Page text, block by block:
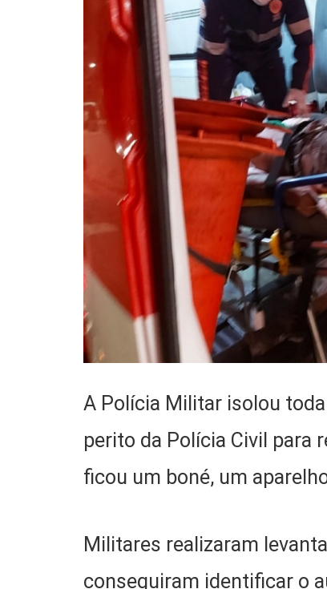
A Polícia Militar isolou
perito da Polícia Civil para
ficou um boné, um
Militares realizaram
conseguiram identificar o